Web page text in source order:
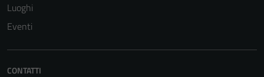
Luoghi
Eventi
CONTATTI